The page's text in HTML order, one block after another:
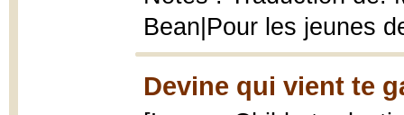
Bean|Pour les jeunes
Devine qui vient te